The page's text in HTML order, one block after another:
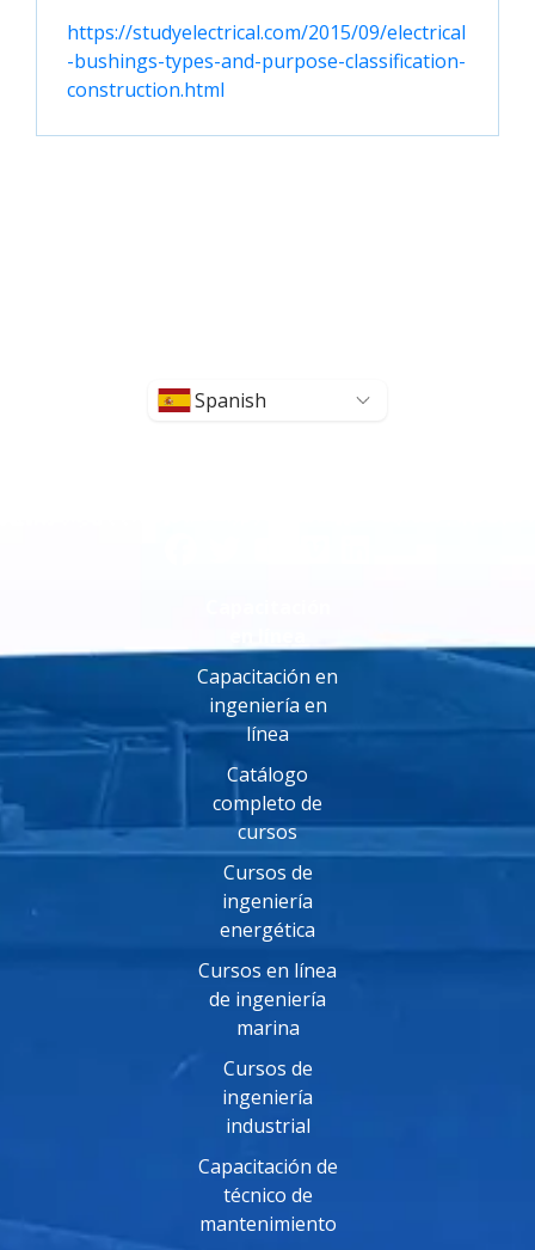
https://studyelectrical.com/2015/09/electrical
-bushings-types-and-purpose-classification-
construction.html
Spanish
Capacitación en
ingeniería en
línea
Catálogo
completo de
cursos
Cursos de
ingeniería
energética
Cursos en línea
de ingeniería
marina
Cursos de
ingeniería
industrial
Capacitación de
técnico de
mantenimiento